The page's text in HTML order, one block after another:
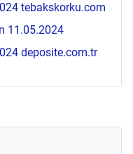
tebakskorku.com
11.05.2024
deposite.com.tr